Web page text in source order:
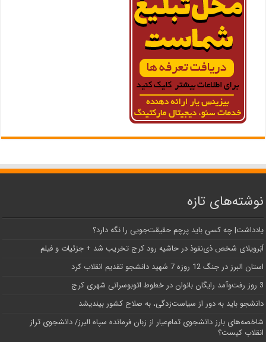
نوشته‌های تازه
یادداشت| ‌چه کسی باید پرچم حقیقت‌جویی را نگه دارد؟
اَبَر‌ویلای شخص ذی‌نفوذ در حاشیه‌ رود کرج تخریب شد + جزئیات و فیلم
استان البرز در جنگ 12 روزه 7 شهید دانشجو تقدیم انقلاب کرد
3 روز رفت‌وآمد رایگان بانوان در خطوط اتوبوسرانی شهری کرج
دانشجو باید به دور از سیاست‌زدگی، به صلاح کشور بیندیشد
شاخصه‌های بارز دانشجوی تمام‌عیار از زبان فرمانده سپاه البرز/ دانشجوی تراز
انقلاب کیست؟